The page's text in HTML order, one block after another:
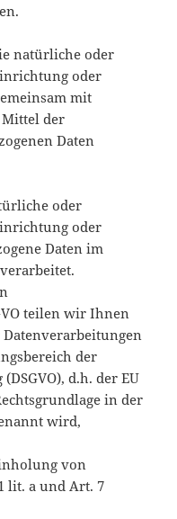
natürliche oder
oder
mit
der
Daten
oder
oder
Daten im
teilen wir Ihnen
der
d.h. der EU
in der
wird,
von
lit. a und Art. 7